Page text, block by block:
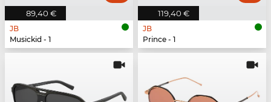
89,40 €
JB
Musickid - 1
119,40 €
JB
Prince - 1